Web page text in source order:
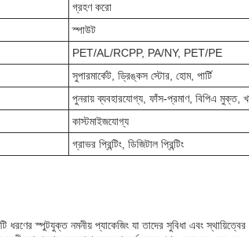
গ্রহণ করো
স্পাউট
PET/AL/RCPP, PA/NY, PET/PE
সুপারমার্কেট, ড্রিঙ্কস স্টোর, হোম, পার্টি
পুনরায় ব্যবহারযোগ্য, ফাঁস-প্রমাণ, বিপিএ মুক্ত,
কাস্টমাইজযোগ্য
গ্রাভর প্রিন্টিং, ডিজিটাল প্রিন্টিং
ধরণের স্পুটযুক্ত নমনীয় প্যাকেজিং যা তাদের সুবিধা এবং